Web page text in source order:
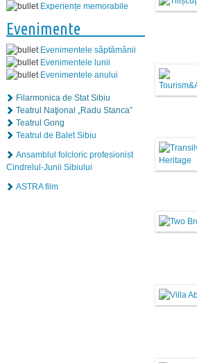
Experiențe memorabile
Evenimente
Evenimentele săptămânii
Evenimentele lunii
Evenimentele anului
Filarmonica de Stat Sibiu
Teatrul Naţional „Radu Stanca”
Teatrul Gong
Teatrul de Balet Sibiu
Ansamblul folcloric profesionist
Cindrelul-Junii Sibiului
ASTRA film